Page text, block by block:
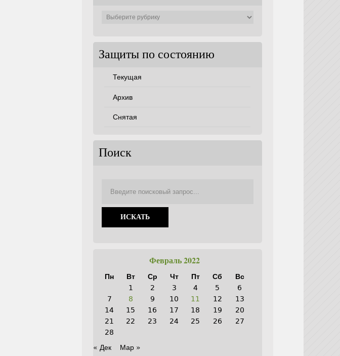
Защиты по состоянию
Текущая
Архив
Снятая
Поиск
Февраль 2022
Пн Вт Ср Чт Пт Сб
Вс
1
2 3 4 5
6
7
8 9 10 11 12
13
14
15 16 17 18 19
20
21
22 23 24 25 26
27
28
« Дек
Мар »